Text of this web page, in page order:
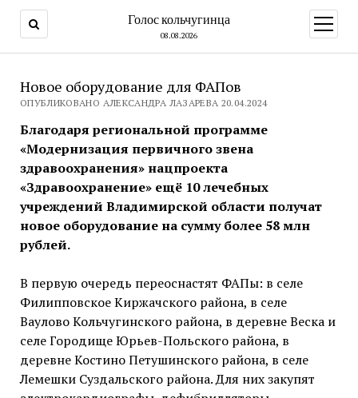
Голос кольчугинца
08.08.2026
меню
Новое оборудование для ФАПов
ОПУБЛИКОВАНО АЛЕКСАНДРА ЛАЗАРЕВА 20.04.2024
Благодаря региональной программе
«Модернизация первичного звена
здравоохранения» нацпроекта
«Здравоохранение» ещё 10 лечебных
учреждений Владимирской области получат
новое оборудование на сумму более 58 млн
рублей.
В первую очередь переоснастят ФАПы: в селе
Филипповское Киржачского района, в селе
Ваулово Кольчугинского района, в деревне Веска и
селе Городище Юрьев-Польского района, в
деревне Костино Петушинского района, в селе
Лемешки Суздальского района. Для них закупят